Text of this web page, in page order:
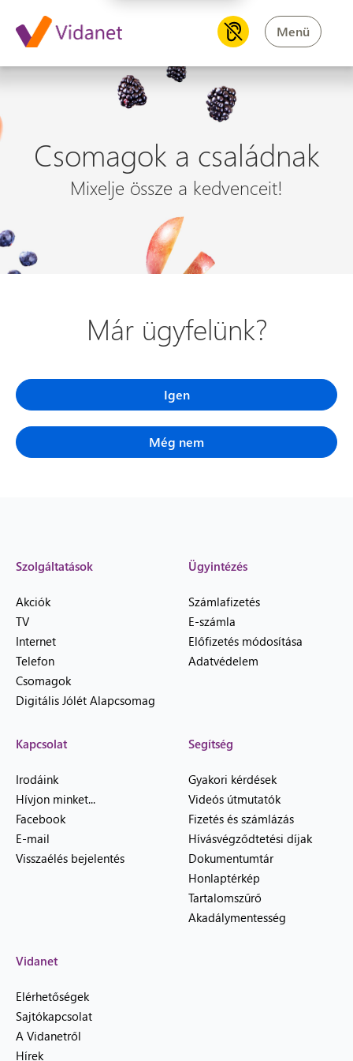
Menü
Csomagok a családnak
Mixelje össze a kedvenceit!
Már ügyfelünk?
Igen
Még nem
Szolgáltatások
Akciók
TV
Internet
Telefon
Csomagok
Digitális Jólét Alapcsomag
Ügyintézés
Számlafizetés
E-számla
Előfizetés módosítása
Adatvédelem
Kapcsolat
Irodáink
Hívjon minket...
Facebook
E-mail
Visszaélés bejelentés
Segítség
Gyakori kérdések
Videós útmutatók
Fizetés és számlázás
Hívásvégződtetési díjak
Dokumentumtár
Honlaptérkép
Tartalomszűrő
Akadálymentesség
Vidanet
Elérhetőségek
Sajtókapcsolat
A Vidanetről
Hírek